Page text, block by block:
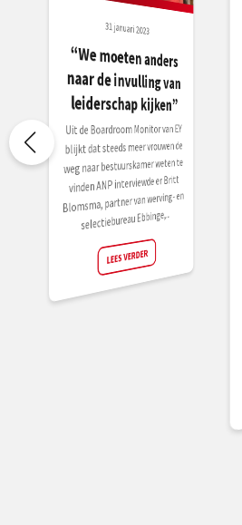
31 januari 2023
“We moeten anders
naar de invulling van
leiderschap kijken”
Uit de Boardroom Monitor van EY
blijkt dat steeds meer vrouwen de
weg naar bestuurskamer weten te
vinden ANP interviewde er Britt
Blomsma, partner van werving- en
selectiebureau Ebbinge,...
LEES VERDER